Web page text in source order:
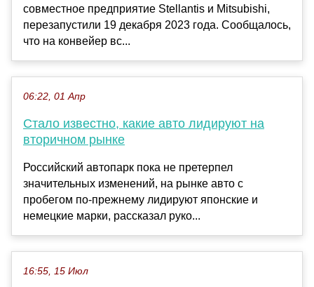
совместное предприятие Stellantis и Mitsubishi,
перезапустили 19 декабря 2023 года. Сообщалось,
что на конвейер вс...
06:22, 01 Апр
Стало известно, какие авто лидируют на
вторичном рынке
Российский автопарк пока не претерпел
значительных изменений, на рынке авто с
пробегом по-прежнему лидируют японские и
немецкие марки, рассказал руко...
16:55, 15 Июл